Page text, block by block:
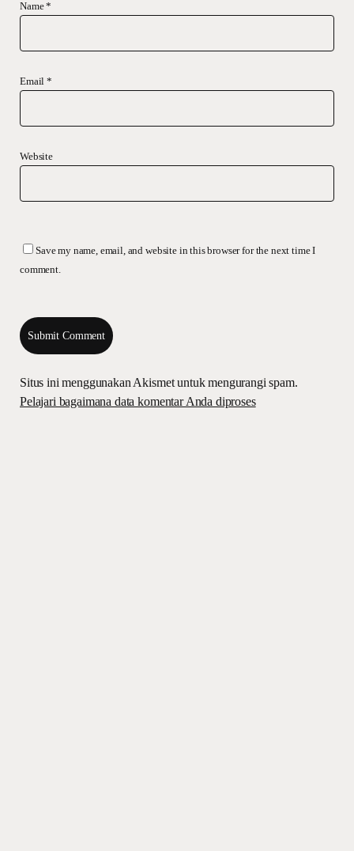
Name*
Email*
Website
Save my name, email, and website in this browser for the next time I
comment.
Situs ini menggunakan Akismet untuk mengurangi spam.
Pelajari bagaimana data komentar Anda diproses